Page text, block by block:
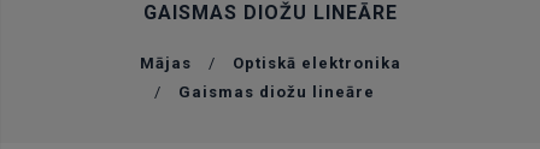
GAISMAS DIOŽU LINEĀRE
Mājas /
Optiskā elektronika
/
Gaismas diožu lineāre